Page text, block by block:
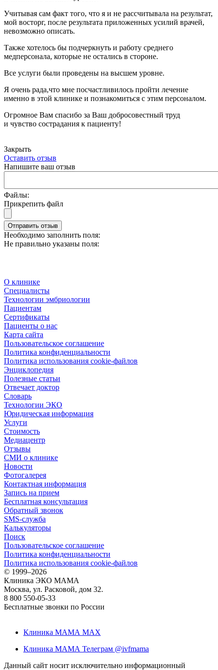
Учитывая сам факт того, что я и не рассчитывала на результат,
мой восторг, после результата приложенных усилий врачей,
невозможно описать.
Также хотелось бы подчеркнуть и работу среднего
медперсонала, которые не остались в стороне.
Все услуги были проведены на высшем уровне.
Я очень рада,что мне посчастливилось пройти лечение
именно в этой клинике и познакомиться с этим персоналом.
Огромное Вам спасибо за Ваш добросовестный труд
и чувство сострадания к пациенту!
Закрыть
Оставить отзыв
Напишите ваш отзыв
Файлы:
Прикрепить файл
Отправить отзыв
Необходимо заполнить поля:
Не правильно указаны поля:
О клинике
Специалисты
Технологии эмбриологии
Пациентам
Сертификаты
Пациенты о нас
Карта сайта
Пользовательское соглашение
Политика конфиденциальности
Политика использования cookie-файлов
Энциклопедия
Полезные статьи
Отвечает доктор
Словарь
Технологии ЭКО
Юридическая информация
Услуги
Стоимость
Медиацентр
Отзывы
СМИ о клинике
Новости
Фотогалерея
Контактная информация
Запись на прием
Бесплатная консультация
Обратный звонок
SMS-служба
Калькуляторы
Поиск
Пользовательское соглашение
Политика конфиденциальности
Политика использования cookie-файлов
© 1999–2026
Клиника ЭКО МАМА
Москва, ул. Расковой, дом 32.
8 800 550-05-33
Бесплатные звонки по России
Клиника МАМА MAX
Клиника МАМА Телеграм @ivfmama
Данный сайт носит исключительно информационный